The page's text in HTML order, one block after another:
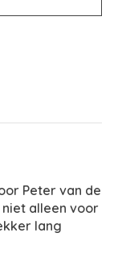
Peter van de
alleen voor
lang